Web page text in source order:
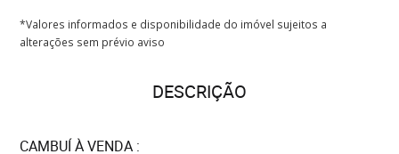
*Valores informados e disponibilidade do imóvel sujeitos a
alterações sem prévio aviso
DESCRIÇÃO
CAMBUÍ À VENDA :